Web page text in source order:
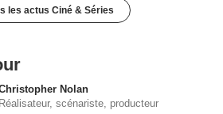
les actus Ciné & Séries
Nolan
Réalisateur, scénariste, producteur